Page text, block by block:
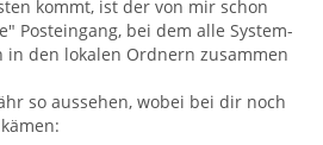
kommt, ist der von mir schon
Posteingang, bei dem alle System-
in den lokalen Ordnern zusammen
so aussehen, wobei bei dir noch